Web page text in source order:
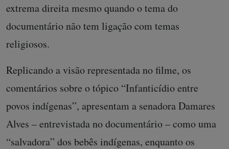
extrema direita mesmo quando o tema do
documentário não tem ligação com temas
religiosos.
Replicando a visão representada no filme, os
comentários sobre o tópico “Infanticídio entre
povos indígenas”, apresentam a senadora Damares
Alves – entrevistada no documentário – como uma
“salvadora” dos bebês indígenas, enquanto os